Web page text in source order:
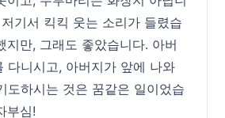
기서 킥킥 웃는 소리가 들렸습
지만, 그래도 좋았습니다. 아버
다니시고, 아버지가 앞에 나와
도하시는 것은 꿈같은 일이었습
부심!